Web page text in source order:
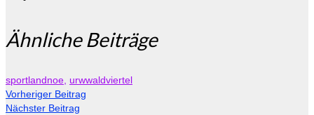
Ähnliche Beiträge
sportlandnoe urwwaldviertel
Vorheriger Beitrag
Nächster Beitrag